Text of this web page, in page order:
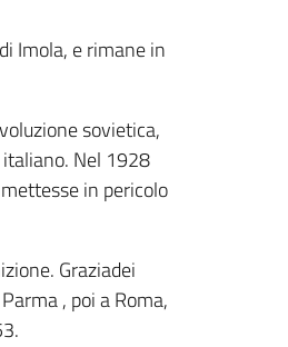
Imola, e rimane in
sovietica,
Nel 1928
in pericolo
Graziadei
, poi a Roma,